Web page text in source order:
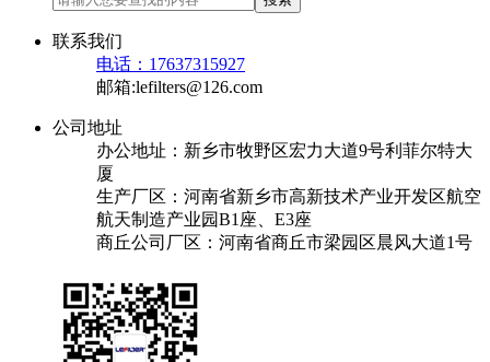
联系我们
电话：17637315927
邮箱:lefilters@126.com
公司地址
办公地址：新乡市牧野区宏力大道9号利菲尔特大
厦
生产厂区：河南省新乡市高新技术产业开发区航空
航天制造产业园B1座、E3座
商丘公司厂区：河南省商丘市梁园区晨风大道1号